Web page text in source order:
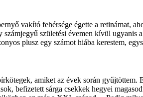
vakító fehérsége égette a retinámat,
születési évemen kívül
plusz egy számot hiába kerestem,
amiket az évek során
befizetett sárga csekkek hegyei